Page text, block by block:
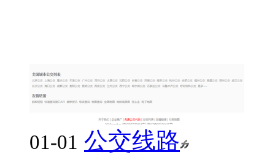
01-01 公交线路